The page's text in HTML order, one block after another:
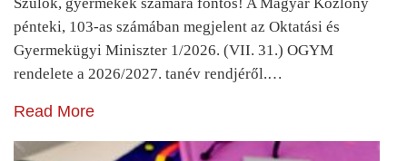
pénteki, 103-as számában megjelent az Oktatási és
Gyermekügyi Miniszter 1/2026. (VII. 31.) OGYM
rendelete a 2026/2027. tanév rendjéről.…
Read More